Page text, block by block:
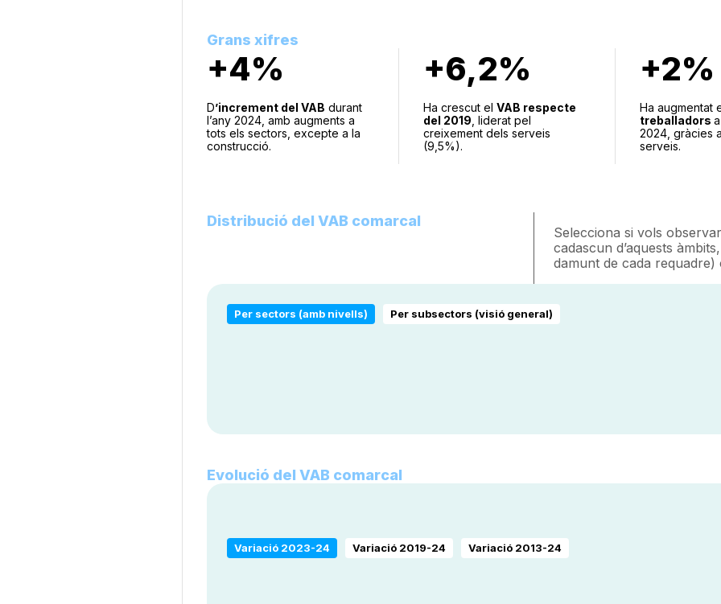
Grans xifres
+4%
D’increment del VAB durant
l’any 2024, amb augments a
tots els sectors, excepte a la
construcció.
+6,2%
Ha crescut el VAB respecte
del 2019 , liderat pel
creixement dels serveis
(9,5%).
+2%
Ha augmentat
treballadors
2024, gràcies
serveis.
Distribució del VAB comarcal
Selecciona si vols
cadascun d’aquests
damunt de cada
Per sectors (amb nivells) Per subsectors (visió general)
Evolució del VAB comarcal
Variació 2023-24 Variació 2019-24 Variació 2013-24